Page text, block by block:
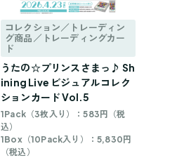
コレクション／トレーディン
グ商品／トレーディングカー
ド
うたの☆プリンスさまっ♪ Sh
ining Live ビジュアルコレク
ションカード Vol.5
1Pack（3枚入り）：583円（税
込）
1Box（10Pack入り）：5,830円
（税込）